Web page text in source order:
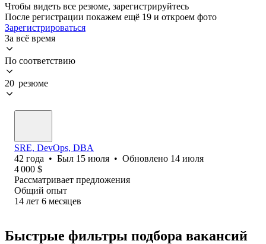
Чтобы видеть все резюме, зарегистрируйтесь
После регистрации покажем ещё 19 и откроем фото
Зарегистрироваться
За всё время
По соответствию
20 резюме
SRE, DevOps, DBA
42 года • Был 15 июля • Обновлено 14 июля
4 000 $
Рассматривает предложения
Общий опыт
14 лет 6 месяцев
Быстрые фильтры подбора вакансий